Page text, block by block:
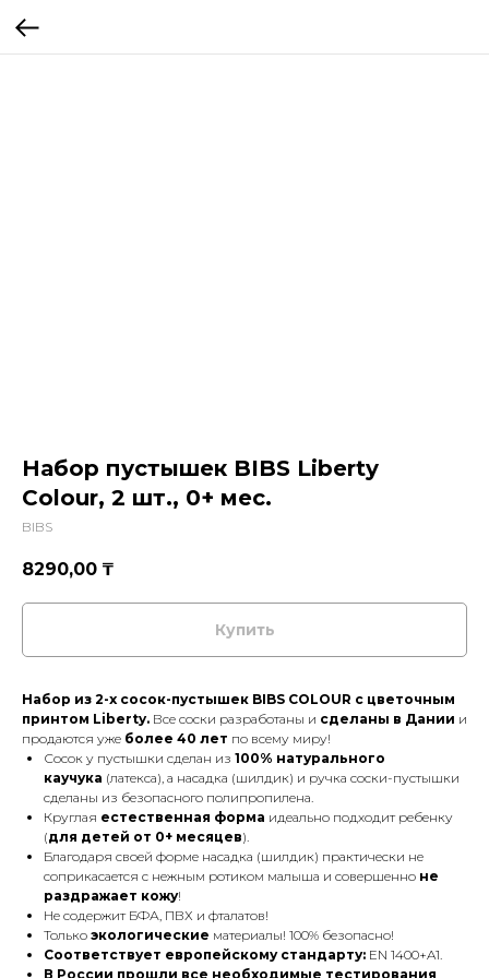
Набор пустышек BIBS Liberty
Colour, 2 шт., 0+ мес.
BIBS
8290,00 ₸
Купить
Набор из 2-х сосок-пустышек BIBS COLOUR с цветочным
принтом Liberty. Все соски разработаны и сделаны в Дании и
продаются уже более 40 лет по всему миру!
Сосок у пустышки сделан из 100% натурального
каучука (латекса), а насадка (шилдик) и ручка соски-пустышки
сделаны из безопасного полипропилена.
Круглая естественная форма идеально подходит ребенку
(для детей от 0+ месяцев).
Благодаря своей форме насадка (шилдик) практически не
соприкасается с нежным ротиком малыша и совершенно не
раздражает кожу!
Не содержит БФА, ПВХ и фталатов!
Только экологические материалы! 100% безопасно!
Соответствует европейскому стандарту: EN 1400+A1.
В России прошли все необходимые тестирования